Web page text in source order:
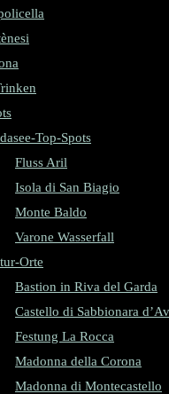
Top-Spots
Fluss Aril
Isola di San Biagio
Monte Baldo
Varone Wasserfall
Orte
Bastion in Riva del Garda
Castello di Sabbionara
Festung La Rocca
Madonna della Corona
Madonna di Montecastello